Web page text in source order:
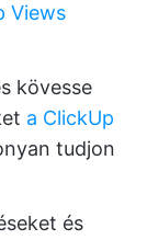
Views
kövesse
a ClickUp
tudjon
és